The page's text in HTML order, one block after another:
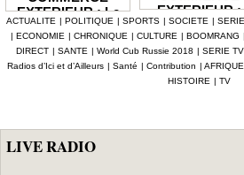
EXTERIEUR : Le
déficit de la
balance
commerciale se
réduit en 2025 de
EXTERIEUR :
Les prix des
produits
importés en
hausse de 3,1%
ACTUALITE | POLITIQUE | SPORTS | SOCIETE | SERIE
| ECONOMIE | CHRONIQUE | CULTURE | BOOMRANG |
DIRECT | SANTE | World Cub Russie 2018 | SERIE
Radios d’Ici et d’Ailleurs | Santé | Contribution | AFRIQUE
HISTOIRE | TV
LIVE RADIO